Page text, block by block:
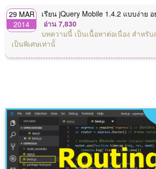
29 MAR
2014
เรียน jQuery Mobile 1.4.2 แบบง่าย อ
อ่าน 7,830
บทความนี้ เป็นเนื้อหาต่อเนื่อง สำหรั
เป็นพิเศษเท่านั้